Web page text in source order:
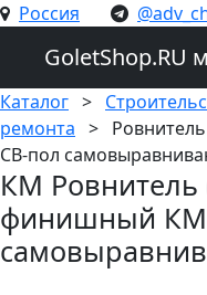
Россия
GoletShop.RU
Каталог >
ремонта >
СВ-пол
КМ Ровнитель
финишный КМ